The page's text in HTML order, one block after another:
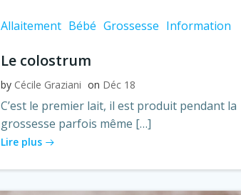
Allaitement Bébé Grossesse Information
Le colostrum
by Cécile Graziani on Déc 18
C’est le premier lait, il est produit pendant la
grossesse parfois même […]
Lire plus